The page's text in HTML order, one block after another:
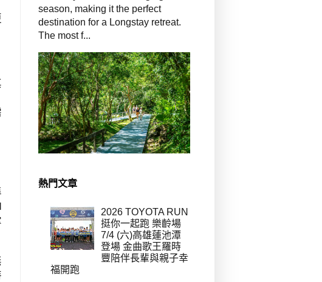
season, making it the perfect
destination for a Longstay retreat.
The most f...
熱門文章
2026 TOYOTA RUN
挺你一起跑 樂齡場
7/4 (六)高雄蓮池潭
登場 金曲歌王羅時
豐陪伴長輩與親子幸
福開跑